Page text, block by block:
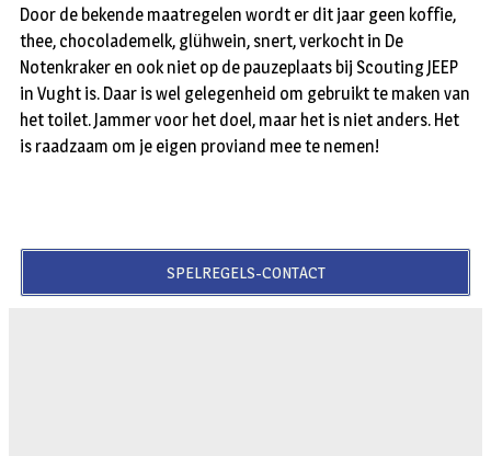
Door de bekende maatregelen wordt er dit jaar geen koffie,
thee, chocolademelk, glühwein, snert, verkocht in De
Notenkraker en ook niet op de pauzeplaats bij Scouting JEEP
in Vught is. Daar is wel gelegenheid om gebruikt te maken van
het toilet. Jammer voor het doel, maar het is niet anders. Het
is raadzaam om je eigen proviand mee te nemen!
SPELREGELS-CONTACT